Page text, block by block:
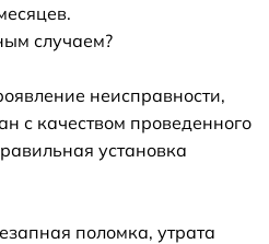
случаем?
неисправности,
с качеством проведенного
установка
поломка, утрата